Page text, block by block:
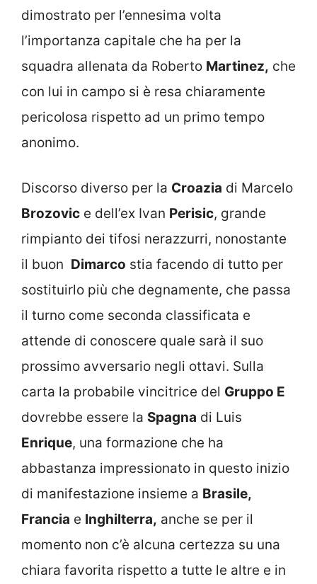
dimostrato per l’ennesima volta
l’importanza capitale che ha per la
squadra allenata da Roberto Martinez, che
con lui in campo si è resa chiaramente
pericolosa rispetto ad un primo tempo
anonimo.
Discorso diverso per la Croazia di Marcelo
Brozovic e dell’ex Ivan Perisic, grande
rimpianto dei tifosi nerazzurri, nonostante
il buon Dimarco stia facendo di tutto per
sostituirlo più che degnamente, che passa
il turno come seconda classificata e
attende di conoscere quale sarà il suo
prossimo avversario negli ottavi. Sulla
carta la probabile vincitrice del Gruppo E
dovrebbe essere la Spagna di Luis
Enrique, una formazione che ha
abbastanza impressionato in questo inizio
di manifestazione insieme a Brasile,
Francia e Inghilterra, anche se per il
momento non c’è alcuna certezza su una
chiara favorita rispetto a tutte le altre e in